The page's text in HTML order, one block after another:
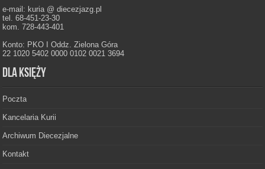
e-mail: kuria @ diecezjazg.pl
tel. 68-451-23-30
kom. 728-443-401
Konto: PKO I Oddz. Zielona Góra
22 1020 5402 0000 0102 0021 3694
Dla księży
Poczta
Kancelaria Kurii
Archiwum Diecezjalne
Kontakt